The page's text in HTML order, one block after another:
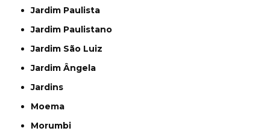
Jardim Paulista
Jardim Paulistano
Jardim São Luiz
Jardim Ângela
Jardins
Moema
Morumbi